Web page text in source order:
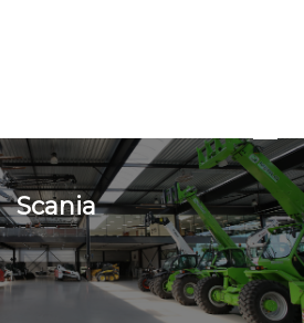
Scania